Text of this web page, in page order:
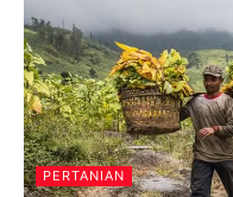
PERTANIAN